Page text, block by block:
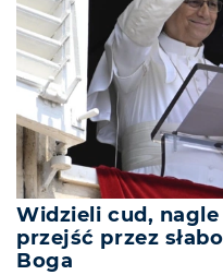
Widzieli cud, nagle
przejść przez
Boga